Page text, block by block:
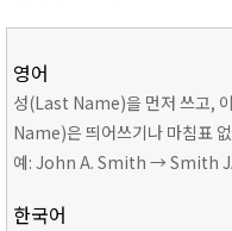
영어
성(Last Name)을 먼저 쓰고,
Name)은 띄어쓰기나 마침표
예: John A. Smith → Smith
한국어